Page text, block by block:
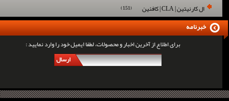
ال کارنیتین | CLA | کافئین (151)
برای اطلاع از آخرین اخبار و محصولات، لطفا ایمیل خود را وارد نمایید :
ارسال
خبرنامه